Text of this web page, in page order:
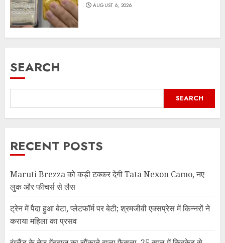
AUGUST 6, 2026
SEARCH
SEARCH
RECENT POSTS
Maruti Brezza को कड़ी टक्कर देगी Tata Nexon Camo, नए
लुक और फीचर्स से लैस
ट्रेन में पैदा हुआ बेटा, प्लेटफॉर्म पर बेटी; श्रमजीवी एक्सप्रेस में किन्नरों ने
कराया महिला का प्रसव